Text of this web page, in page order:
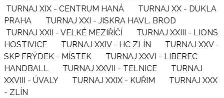
TURNAJ XIX - CENTRUM HANÁ
TURNAJ XX - DUKLA
PRAHA
TURNAJ XXI - JISKRA HAVL. BROD
TURNAJ XXII - VELKÉ MEZIŘÍČÍ
TURNAJ XXIII - LIONS
HOSTIVICE
TURNAJ XXIV - HC ZLÍN
TURNAJ XXV -
SKP FRÝDEK - MÍSTEK
TURNAJ XXVI - LIBEREC
HANDBALL
TURNAJ XXVII - TELNICE
TURNAJ
XXVIII - ÚVALY
TURNAJ XXIX - KUŘIM
TURNAJ XXX
- ZLÍN